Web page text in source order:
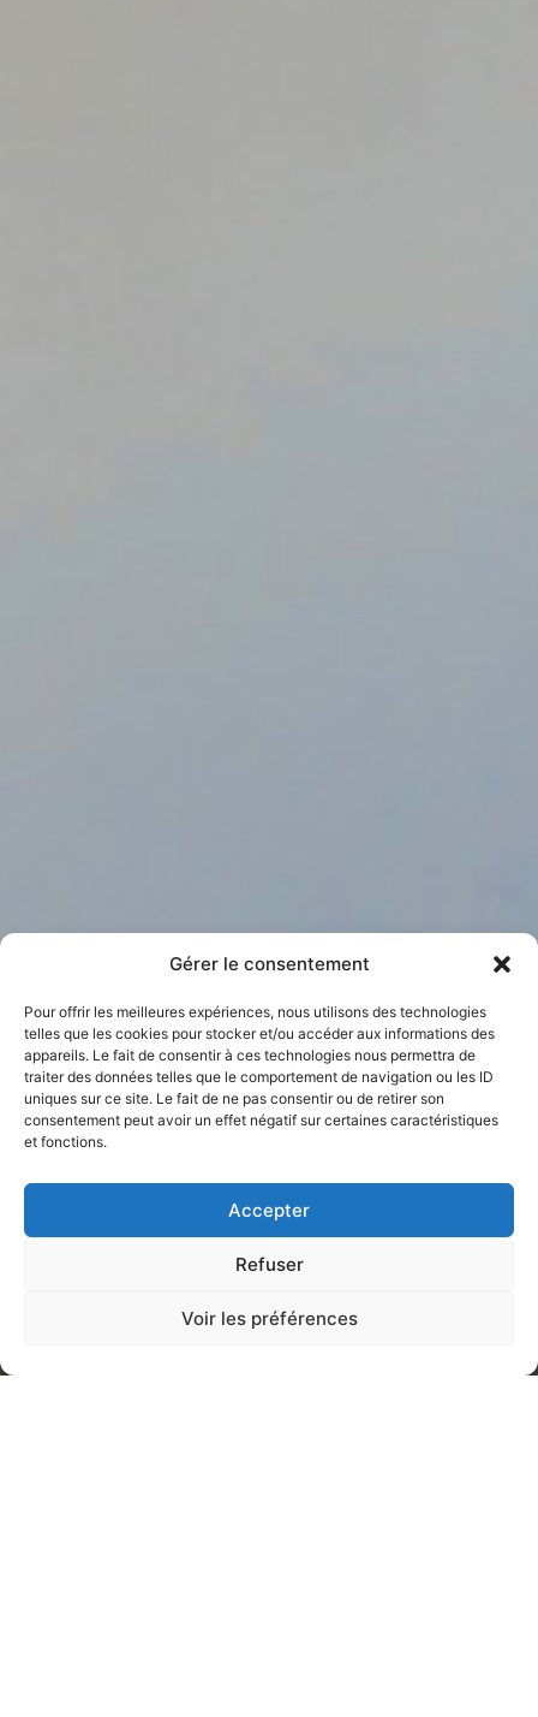
Gérer le consentement
Pour offrir les meilleures expériences, nous utilisons des technologies
telles que les cookies pour stocker et/ou accéder aux informations des
appareils. Le fait de consentir à ces technologies nous permettra de
traiter des données telles que le comportement de navigation ou les ID
uniques sur ce site. Le fait de ne pas consentir ou de retirer son
consentement peut avoir un effet négatif sur certaines caractéristiques
et fonctions.
Accepter
Refuser
Voir les préférences